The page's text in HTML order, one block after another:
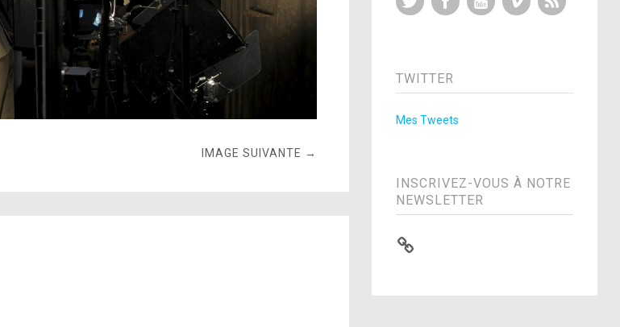
IMAGE SUIVANTE →
TWITTER
Mes Tweets
INSCRIVEZ-VOUS À NOTRE
NEWSLETTER